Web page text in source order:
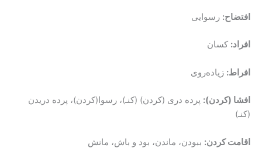
افتضاح: رسوایی
افراد: کسان
افراط: زیاده‌روی
افشا (کردن): پرده دری (کردن) (کنـ)، رسوا(کردن)، پرده دریدن
(کنـ)
اقامت کردن: ببودن، ماندن، بود و باش، مانش